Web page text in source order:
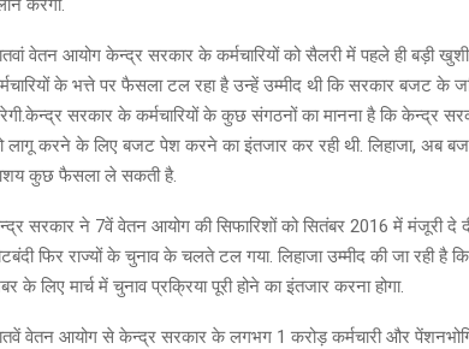
वेतन आयोग केन्द्र सरकार के कर्मचारियों को सैलरी में पहले ही बड़ी
के भत्ते पर फैसला टल रहा है उन्हें उम्मीद थी कि सरकार बजट के
सरकार के कर्मचारियों के कुछ संगठनों का मानना है कि केन्द्र
लागू करने के लिए बजट पेश करने का इंतजार कर रही थी. लिहाजा, अब
कुछ फैसला ले सकती है.
सरकार ने 7वें वेतन आयोग की सिफारिशों को सितंबर 2016 में मंजूरी दे
फिर राज्यों के चुनाव के चलते टल गया. लिहाजा उम्मीद की जा रही है
के लिए मार्च में चुनाव प्रक्रिया पूरी होने का इंतजार करना होगा.
वेतन आयोग से केन्द्र सरकार के लगभग 1 करोड़ कर्मचारी और